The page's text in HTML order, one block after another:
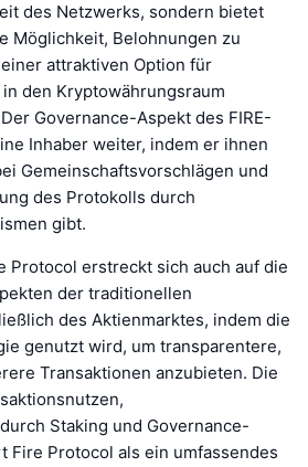
des Netzwerks, sondern bietet
Möglichkeit, Belohnungen zu
attraktiven Option für
den Kryptowährungsraum
Governance-Aspekt des FIRE-
Inhaber weiter, indem er ihnen
Gemeinschaftsvorschlägen und
des Protokolls durch
gibt.
Protocol erstreckt sich auch auf die
der traditionellen
des Aktienmarktes, indem die
genutzt wird, um transparentere,
Transaktionen anzubieten. Die
Staking und Governance-
Fire Protocol als ein umfassendes